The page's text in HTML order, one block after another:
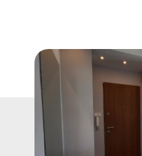
Dodaj do ulubionych